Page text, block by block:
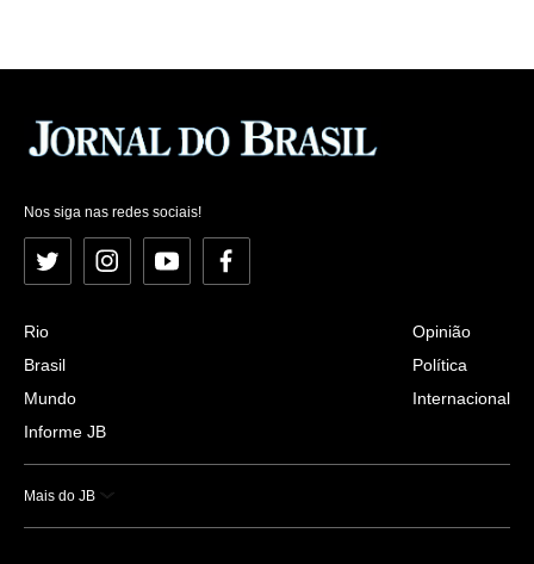
Nos siga nas redes sociais!
Twitter InstagramYouTubeFacebook
Rio
Brasil
Mundo
Informe JB
Opinião
Política
Internacional
Mais do JB
Esportes